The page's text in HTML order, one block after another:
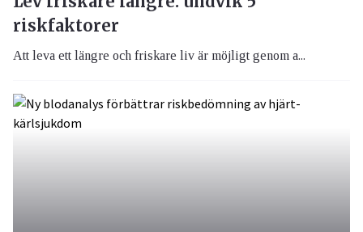
riskfaktorer
Att leva ett längre och friskare liv är möjligt genom a...